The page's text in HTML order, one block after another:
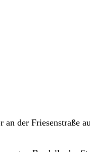
der Friesenstraße